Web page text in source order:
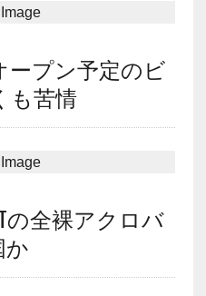
プン予定のビ
も苦情
の全裸アクロバ
か